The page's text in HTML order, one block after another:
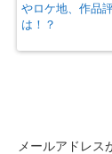
やロケ地、作品
は！？
メールアドレス